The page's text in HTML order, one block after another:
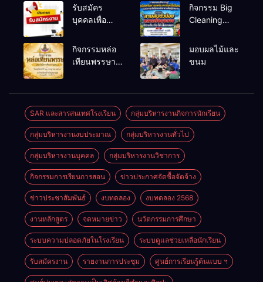
รับสมัคร
บุคคลเพื่อ
เลือกสรรเป็น
พนักงาน
กิจกรรม Big
Cleaning
ป้องกันโรคไข้
กิจกรรมหล่อ
เทียนพรรษา
มอบผลไม้และ
ขนม
SAR และสารสนเทศโรงเรียน กลุ่มบริหารงานกิจการนักเรียน
กลุ่มบริหารงานงบประมาณ กลุ่มบริหารงานทั่วไป
กลุ่มบริหารงานบุคคล กลุ่มบริหารงานวิชาการ
กิจกรรมการเรียนการสอน ข่าวประกาศจัดซื้อจัดจ้าง
ข่าวประชาสัมพันธ์ งบทดลอง งบทดลอง 2568
งานหลักสูตร จดหมายข่าว นวัตกรรมการศึกษา
ระบบความปลอดภัยในโรงเรียน ระบบดูแลช่วยเหลือนักเรียน
รับสมัครงาน รายงานการประชุม ศูนย์การเรียนรู้ต้นแบบ ฯ